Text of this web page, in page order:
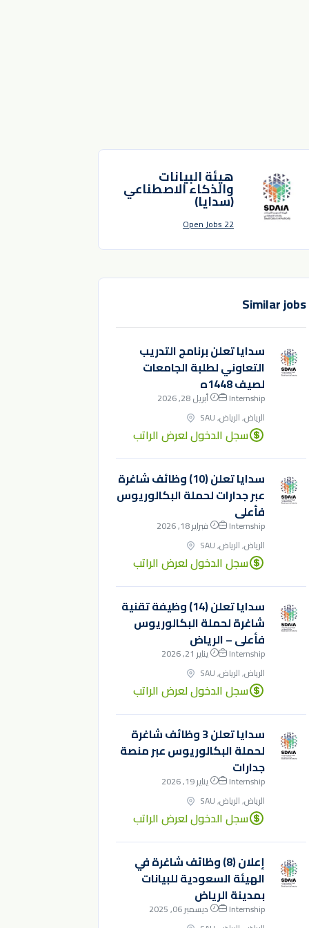
هيئة البيانات
والذكاء الاصطناعي
(سدايا)
22 Open Jobs
Similar jobs
سدايا تعلن برنامج التدريب
التعاوني لطلبة الجامعات
لصيف 1448ه
Internship
أبريل 28, 2026
الرياض, الرياض, SAU
سجل الدخول لعرض الراتب
سدايا تعلن (10) وظائف شاغرة
عبر جدارات لحملة البكالوريوس
فأعلى
Internship
فبراير 18, 2026
الرياض, الرياض, SAU
سجل الدخول لعرض الراتب
سدايا تعلن (14) وظيفة تقنية
شاغرة لحملة البكالوريوس
فأعلى – الرياض
Internship
يناير 21, 2026
الرياض, الرياض, SAU
سجل الدخول لعرض الراتب
سدايا تعلن 3 وظائف شاغرة
لحملة البكالوريوس عبر منصة
جدارات
Internship
يناير 19, 2026
الرياض, الرياض, SAU
سجل الدخول لعرض الراتب
إعلان (8) وظائف شاغرة في
الهيئة السعودية للبيانات
بمدينة الرياض
Internship
ديسمبر 06, 2025